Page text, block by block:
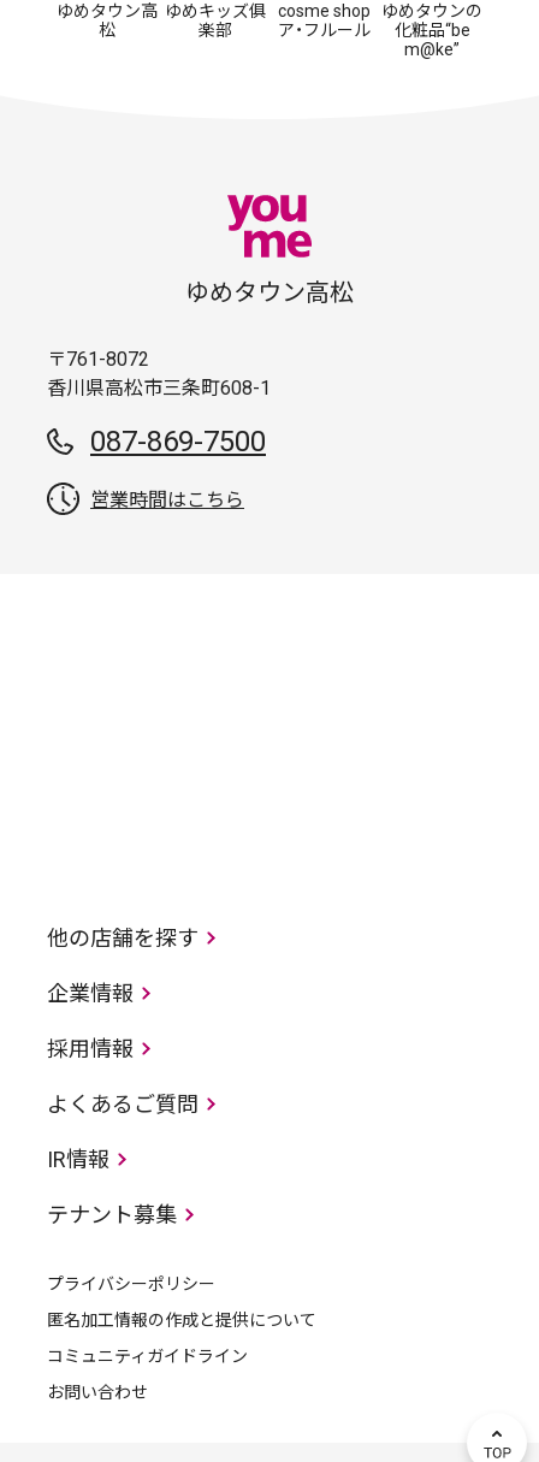
ゆめタウン高
松
ゆめキッズ俱
楽部
cosme shop
ア・フルール
ゆめタウンの
化粧品“be
m@ke”
ゆめタウン高松
〒761-8072
香川県高松市三条町608-1
087-869-7500
営業時間はこちら
他の店舗を探す
企業情報
採用情報
よくあるご質問
IR情報
テナント募集
プライバシーポリシー
匿名加工情報の作成と提供について
コミュニティガイドライン
お問い合わせ